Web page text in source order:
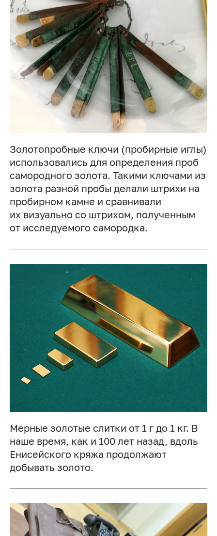
Золотопробные ключи (пробирные иглы)
использовались для определения проб
самородного золота. Такими ключами из
золота разной пробы делали штрихи на
пробирном камне и сравнивали
их визуально со штрихом, полученным
от исследуемого самородка.
Мерные золотые слитки от 1 г до 1 кг. В
наше время, как и 100 лет назад, вдоль
Енисейского кряжа продолжают
добывать золото.